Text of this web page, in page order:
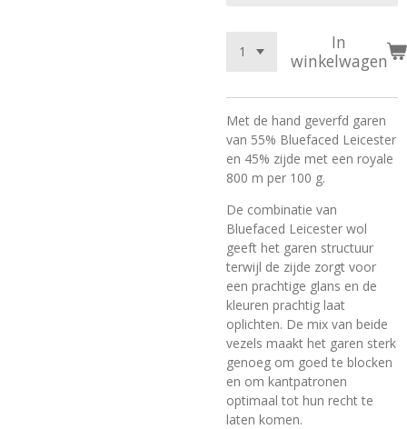
In
winkelwagen
Met de hand geverfd garen
van 55% Bluefaced Leicester
en 45% zijde met een royale
800 m per 100 g.
De combinatie van
Bluefaced Leicester wol
geeft het garen structuur
terwijl de zijde zorgt voor
een prachtige glans en de
kleuren prachtig laat
oplichten. De mix van beide
vezels maakt het garen sterk
genoeg om goed te blocken
en om kantpatronen
optimaal tot hun recht te
laten komen.